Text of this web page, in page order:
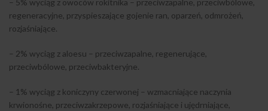
– 5% wyciąg z owoców rokitnika – przeciwzapalne, przeciwbólowe,
regeneracyjne, przyspieszające gojenie ran, oparzeń, odmrożeń,
rozjaśniające.
– 2% wyciąg z aloesu – przeciwzapalne, regenerujące,
przeciwbólowe, przeciwbakteryjne.
– 1% wyciąg z koniczyny czerwonej – wzmacniające naczynia
krwionośne, przeciwzakrzepowe, rozjaśniające i ujędrniające,